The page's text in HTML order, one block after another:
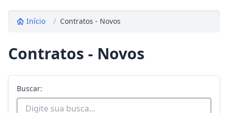
Início / Contratos - Novos
Contratos - Novos
Buscar: